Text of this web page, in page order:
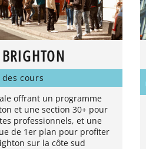
cours
offrant un programme
et une section 30+ pour
professionnels, et une
de 1er plan pour profiter
sur la côte sud